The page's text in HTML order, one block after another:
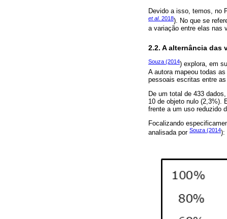
Devido a isso, temos, no
et al. 2018). No que se
a variação entre elas nas
2.2. A alternância das
Souza (2014) explora, em
A autora mapeou todas
pessoais escritas entre
De um total de 433
10 de objeto nulo (2,3%).
frente a um uso reduzido
Focalizando
analisada por Souza (2014):